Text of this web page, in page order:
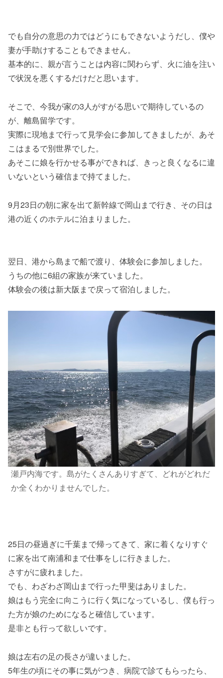
でも自分の意思の力ではどうにもできないようだし、僕や
妻が手助けすることもできません。
基本的に、親が言うことは内容に関わらず、火に油を注い
で状況を悪くするだけだと思います。
そこで、今我が家の3人がすがる思いで期待しているの
が、離島留学です。
実際に現地まで行って見学会に参加してきましたが、あそ
こはまるで別世界でした。
あそこに娘を行かせる事ができれば、きっと良くなるに違
いないという確信まで持てました。
9月23日の朝に家を出て新幹線で岡山まで行き、その日は
港の近くのホテルに泊まりました。
翌日、港から島まで船で渡り、体験会に参加しました。
うちの他に6組の家族が来ていました。
体験会の後は新大阪まで戻って宿泊しました。
瀬戸内海です。島がたくさんありすぎて、どれがどれだ
か全くわかりませんでした。
25日の昼過ぎに千葉まで帰ってきて、家に着くなりすぐ
に家を出て南浦和まで仕事をしに行きました。
さすがに疲れました。
でも、わざわざ岡山まで行った甲斐はありました。
娘はもう完全に向こうに行く気になっているし、僕も行っ
た方が娘のためになると確信しています。
是非とも行って欲しいです。
娘は左右の足の長さが違いました。
5年生の頃にその事に気がつき、病院で診てもらったら、